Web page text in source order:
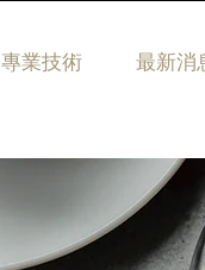
專業技術 最新消